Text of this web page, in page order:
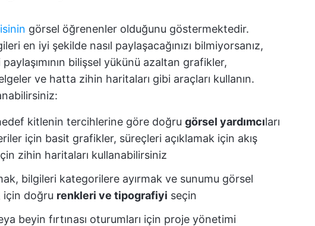
görsel öğrenenler olduğunu göstermektedir.
en iyi şekilde nasıl paylaşacağınızı bilmiyorsanız,
bilişsel yükünü azaltan grafikler,
ve hatta zihin haritaları gibi araçları kullanın.
kitlenin tercihlerine göre doğru görsel yardımcıları
için basit grafikler, süreçleri açıklamak için akış
zihin haritaları kullanabilirsiniz
bilgileri kategorilere ayırmak ve sunumu görsel
için doğru renkleri ve tipografiyi seçin
beyin fırtınası oturumları için proje yönetimi